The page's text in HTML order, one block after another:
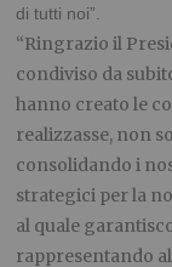
di tutti noi”.
“Ringrazio il
condiviso da
hanno creato le
realizzasse, non
consolidando i
strategici per la
al quale
rappresentando